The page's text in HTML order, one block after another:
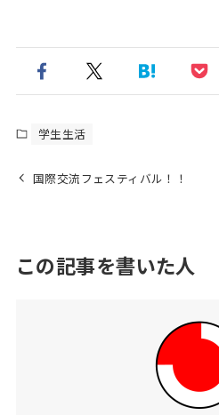
学生生活
国際交流フェスティバル！！
この記事を書いた人